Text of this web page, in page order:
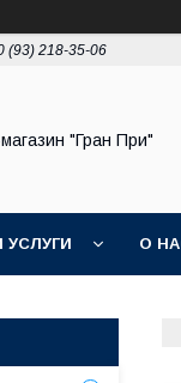
(93) 218-35-06
"Гран При"
УСЛУГИ О